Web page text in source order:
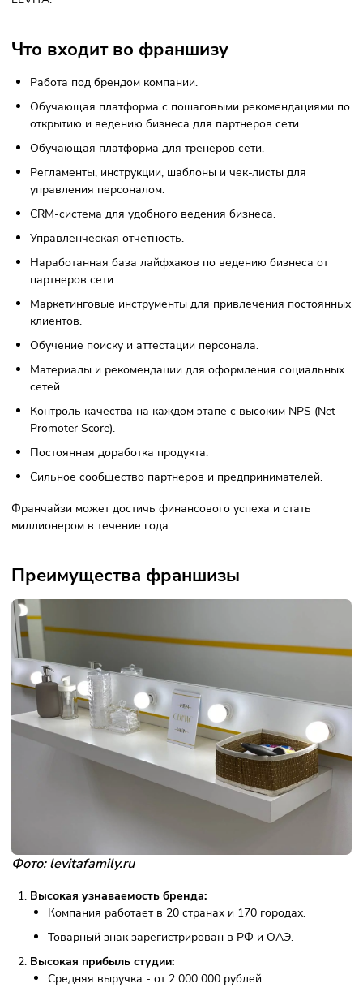
преодоление внутренних ограничений. И, конечно же,
продолжают успешно зарабатывать деньги.
Константину удалось завязать дружеские отношения с
людьми из разных городов, включая Владивосток,
Киров, Пермь, Москву, Тольятти, Санкт-Петербург, а
Дубай и Кишинев. На данный момент Константин и его
активно завоевывают рынок Челябинска, где они уже
открыли четвертую студию и готовятся к открытию
видят огромный потенциал компании и верят, что их
только начинают сбываться.
Константин советует искать своих единомышленников в
LEVITA.
Что входит во франшизу
Работа под брендом компании.
открытию и ведению бизнеса для партнеров сети.
Обучающая платформа для тренеров сети.
Регламенты, инструкции, шаблоны и чек-листы для
CRM-система для удобного ведения бизнеса.
Наработанная база лайфхаков по ведению бизнеса
Маркетинговые инструменты для привлечения
клиентов.
Обучение поиску и аттестации персонала.
Материалы и рекомендации для оформления
сетей.
Контроль качества на каждом этапе с высоким NPS
Promoter Score).
Постоянная доработка продукта.
Сильное сообщество партнеров и предпринимателей.
миллионером в течение года.
Преимущества франшизы